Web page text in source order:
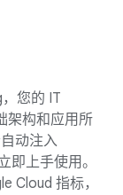
您的 IT
架构和应用所
动注入
即上手使用。
Cloud 指标，